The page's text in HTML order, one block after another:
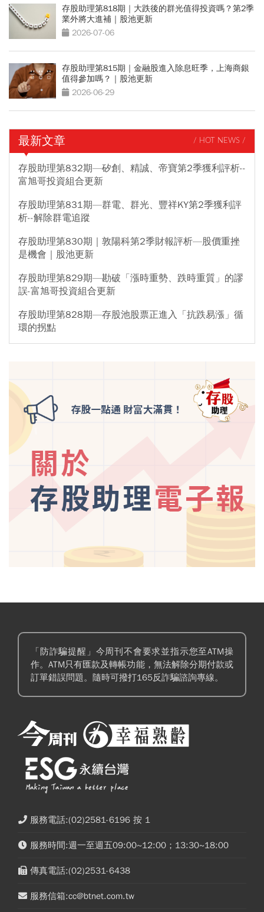
存股助理第818期｜大跌後的群光值得投資嗎？第2季
業外將大進補｜股池更新
2026-07-06
存股助理第815期｜金融股進入除息旺季，上海商銀
值得參加嗎？｜股池更新
2026-06-29
最新文章 / HOT NEWS /
存股助理第832期—矽創、精誠、帝寶第2季獲利評析--
富旭哥投資組合更新
存股助理第831期—群電、群光、豐祥KY第2季獲利評
析--解除群電追蹤
存股助理第830期｜敦陽科第2季財報評析—股價重挫
是機會｜股池更新
存股助理第829期—勘破「漲時重勢、跌時重質」的謬
誤-富旭哥投資組合更新
存股助理第828期—存股池股票正進入「抗跌易漲」循
環的拐點
「防詐騙提醒」今周刊不會要求並指示您至ATM操
作。ATM只有匯款及轉帳功能，無法解除分期付款或
訂單錯誤問題。隨時可撥打165反詐騙諮詢專線。
服務電話:(02)2581-6196 按 1
服務時間:週一至週五09:00~12:00；13:30~18:00
傳真電話:(02)2531-6438
服務信箱:cc@btnet.com.tw